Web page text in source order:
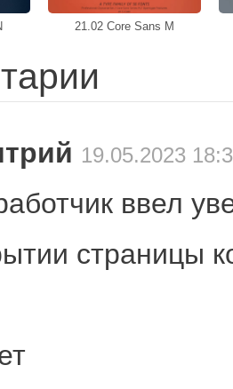
21.02 Core Sans M
19.05.2023
ввел
страницы